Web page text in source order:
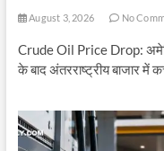
August 3, 2026 No
Crude Oil Price Drop:
के बाद अंतरराष्ट्रीय बाजार